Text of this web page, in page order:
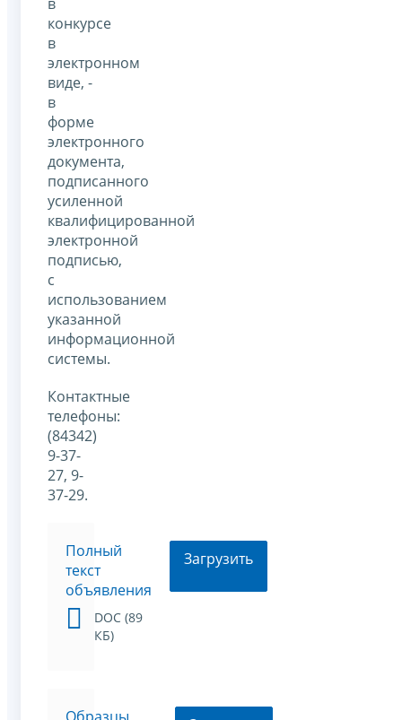
конкурсе
в
электронном
виде, -
в
форме
электронного
документа,
подписанного
усиленной
квалифицированной
электронной
подписью,
с
использованием
указанной
информационной
системы.
Контактные
телефоны:
(84342)
9-37-
27, 9-
37-29.
Полный
текст
объявления
DOC (89
КБ)
Загрузить